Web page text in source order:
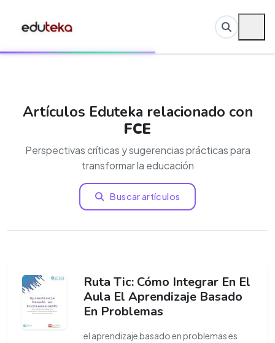
Artículos Eduteka relacionado con
FCE
Perspectivas críticas y sugerencias prácticas para
transformar la educación
Buscar artículos
Ruta Tic: Cómo Integrar En El
Aula El Aprendizaje Basado
En Problemas
el aprendizaje basado en problemas es